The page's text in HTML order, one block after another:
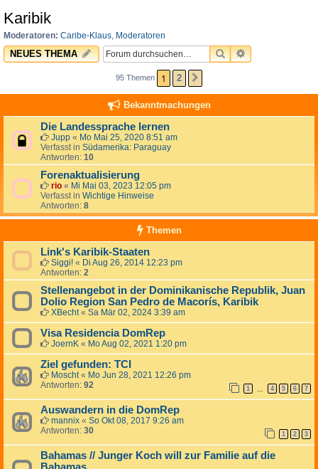
Karibik
Moderatoren: Caribe-Klaus, Moderatoren
NEUES THEMA SUCHEERWEITERTE
95 Themen 1 2
Bekanntmachungen
Die Landessprache lernen
Jupp « Mo Mai 25, 2020 8:51 am
Verfasst in Südamerika: Paraguay
Antworten: 10
Forenaktualisierung
rio « Mi Mai 03, 2023 12:05 pm
Verfasst in Wichtige Hinweise
Antworten: 8
Themen
Link's Karibik-Staaten
Siggi! « Di Aug 26, 2014 12:23 pm
Antworten: 2
Stellenangebot in der Dominikanische Republik, Juan
Dolio Region San Pedro de Macorís, Karibik
XBecht« Sa Mär 02, 2024 3:39 am
Visa Residencia DomRep
JoernK « Mo Aug 02, 2021 1:20 pm
Ziel gefunden: TCI
Moscht« Mo Jun 28, 2021 12:26 pm
Antworten: 92 1 … 4 5 6 7
Auswandern in die DomRep
mannix « So Okt 08, 2017 9:26 am
Antworten: 30 1 2 3
Bahamas // Junger Koch will zur Familie auf die